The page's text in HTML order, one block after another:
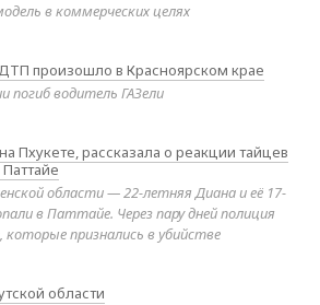
в коммерческих целях
произошло в Красноярском крае
погиб водитель ГАЗели
Пхукете, рассказала о реакции тайцев
области — 22-летняя Диана и её 17-
в Паттайе. Через пару дней полиция
которые признались в убийстве
области